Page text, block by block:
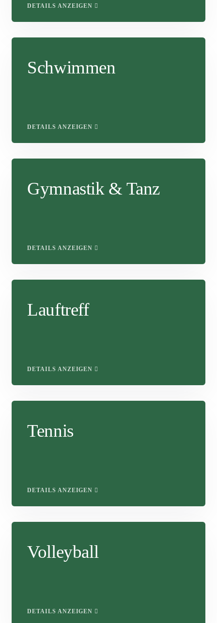
DETAILS ANZEIGEN
Schwimmen
DETAILS ANZEIGEN
Gymnastik & Tanz
DETAILS ANZEIGEN
Lauftreff
DETAILS ANZEIGEN
Tennis
DETAILS ANZEIGEN
Volleyball
DETAILS ANZEIGEN